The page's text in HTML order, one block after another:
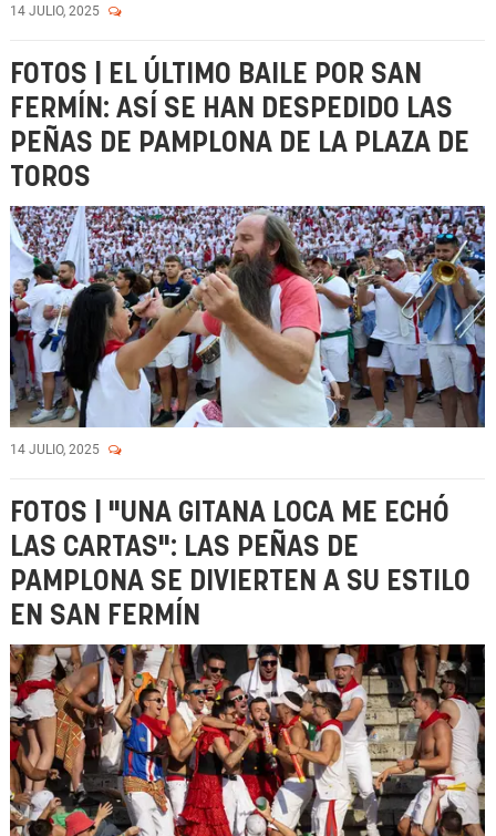
14 JULIO, 2025
FOTOS | EL ÚLTIMO BAILE POR SAN
FERMÍN: ASÍ SE HAN DESPEDIDO LAS
PEÑAS DE PAMPLONA DE LA PLAZA DE
TOROS
14 JULIO, 2025
FOTOS | "UNA GITANA LOCA ME ECHÓ
LAS CARTAS": LAS PEÑAS DE
PAMPLONA SE DIVIERTEN A SU ESTILO
EN SAN FERMÍN